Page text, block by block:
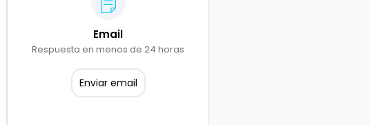
Email
Respuesta en menos de 24 horas
Enviar email